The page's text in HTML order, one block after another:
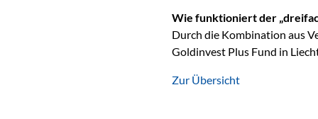
Wie funktioniert der
Durch die Kombination aus
Goldinvest Plus Fund in
Zur Übersicht